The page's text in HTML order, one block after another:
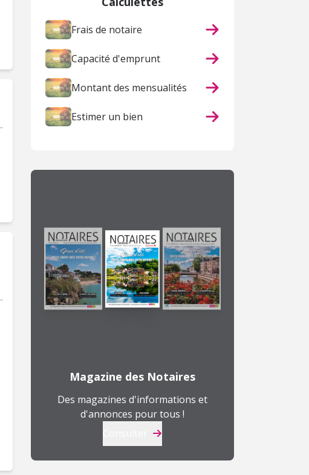
Frais de notaire
Capacité d'emprunt
Montant des mensualités
Estimer un bien
Magazine des Notaires
Des magazines d'informations et
d'annonces pour tous !